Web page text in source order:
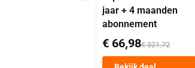
jaar + 4 maanden
abonnement
€ 66,98€ 321,72